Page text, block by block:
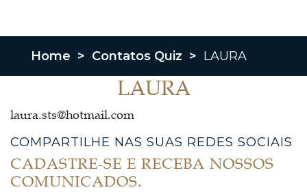
Home > Contatos Quiz > LAURA
LAURA
laura.sts@hotmail.com
COMPARTILHE NAS SUAS REDES SOCIAIS
CADASTRE-SE E RECEBA NOSSOS
COMUNICADOS.